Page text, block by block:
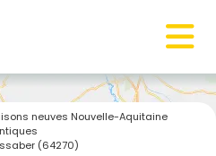
neuves Nouvelle-Aquitaine
(64270)